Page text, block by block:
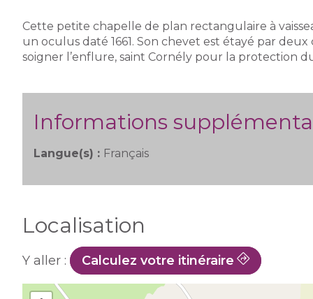
Cette petite chapelle de plan rectangulaire à
un oculus daté 1661. Son chevet est étayé par
soigner l’enflure, saint Cornély pour la protection
Informations
Langue(s) : Français
Localisation
Y aller : Calculez votre itinéraire